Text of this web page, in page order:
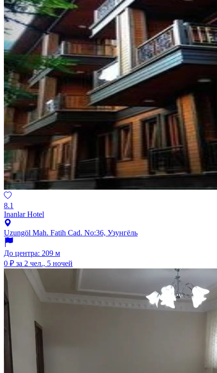
8.1
Inanlar Hotel
Uzungöl Mah. Fatih Cad. No:36, Узунгёль
До центра: 209 м
0 ₽ за 2 чел., 5 ночей